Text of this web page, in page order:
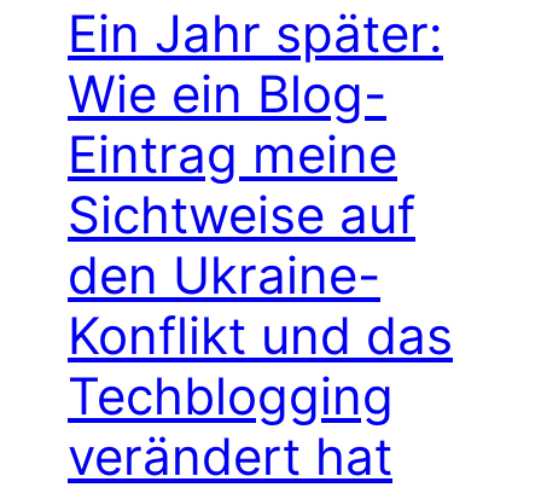
Ein Jahr später:
Wie ein Blog-
Eintrag meine
Sichtweise auf
den Ukraine-
Konflikt und das
Techblogging
verändert hat